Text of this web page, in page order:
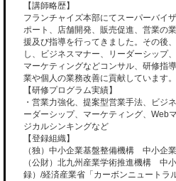
【講師略歴】
フランチャイズ本部にてスーパーバイ
ポート、店舗開発、販売促進、営業の
援及び指導を行ってきました。その後
し、ビジネスマナー、リーダーシップ
マーケティングなどコンサル、研修指
業や個人の業務改善に貢献しています。
【研修プログラム実績】
・営業力強化、提案型営業手法、ビジ
ーダーシップ、マーケティング、Web
ジカルシンキングなど
【登録組織】
（独）中小企業基盤整備機構 中小企
（公財）北九州産業学術推進機構 中
録）/経済産業省「カーボンニュートラ